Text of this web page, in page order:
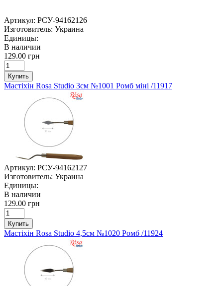
Артикул: РСУ-94162126
Изготовитель: Украина
Единицы:
В наличии
129.00 грн
Купить
Мастіхін Rosa Studio 3см №1001 Ромб міні /11917
Артикул: РСУ-94162127
Изготовитель: Украина
Единицы:
В наличии
129.00 грн
Купить
Мастіхін Rosa Studio 4,5см №1020 Ромб /11924